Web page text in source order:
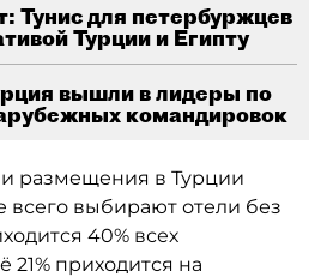
Тунис для петербуржцев
Турции и Египту
вышли в лидеры по
командировок
размещения в Турции
выбирают отели без
40% всех
приходится на